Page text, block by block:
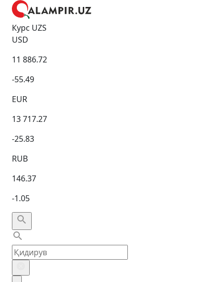
Курс UZS
USD
11 886.72
-55.49
EUR
13 717.27
-25.83
RUB
146.37
-1.05